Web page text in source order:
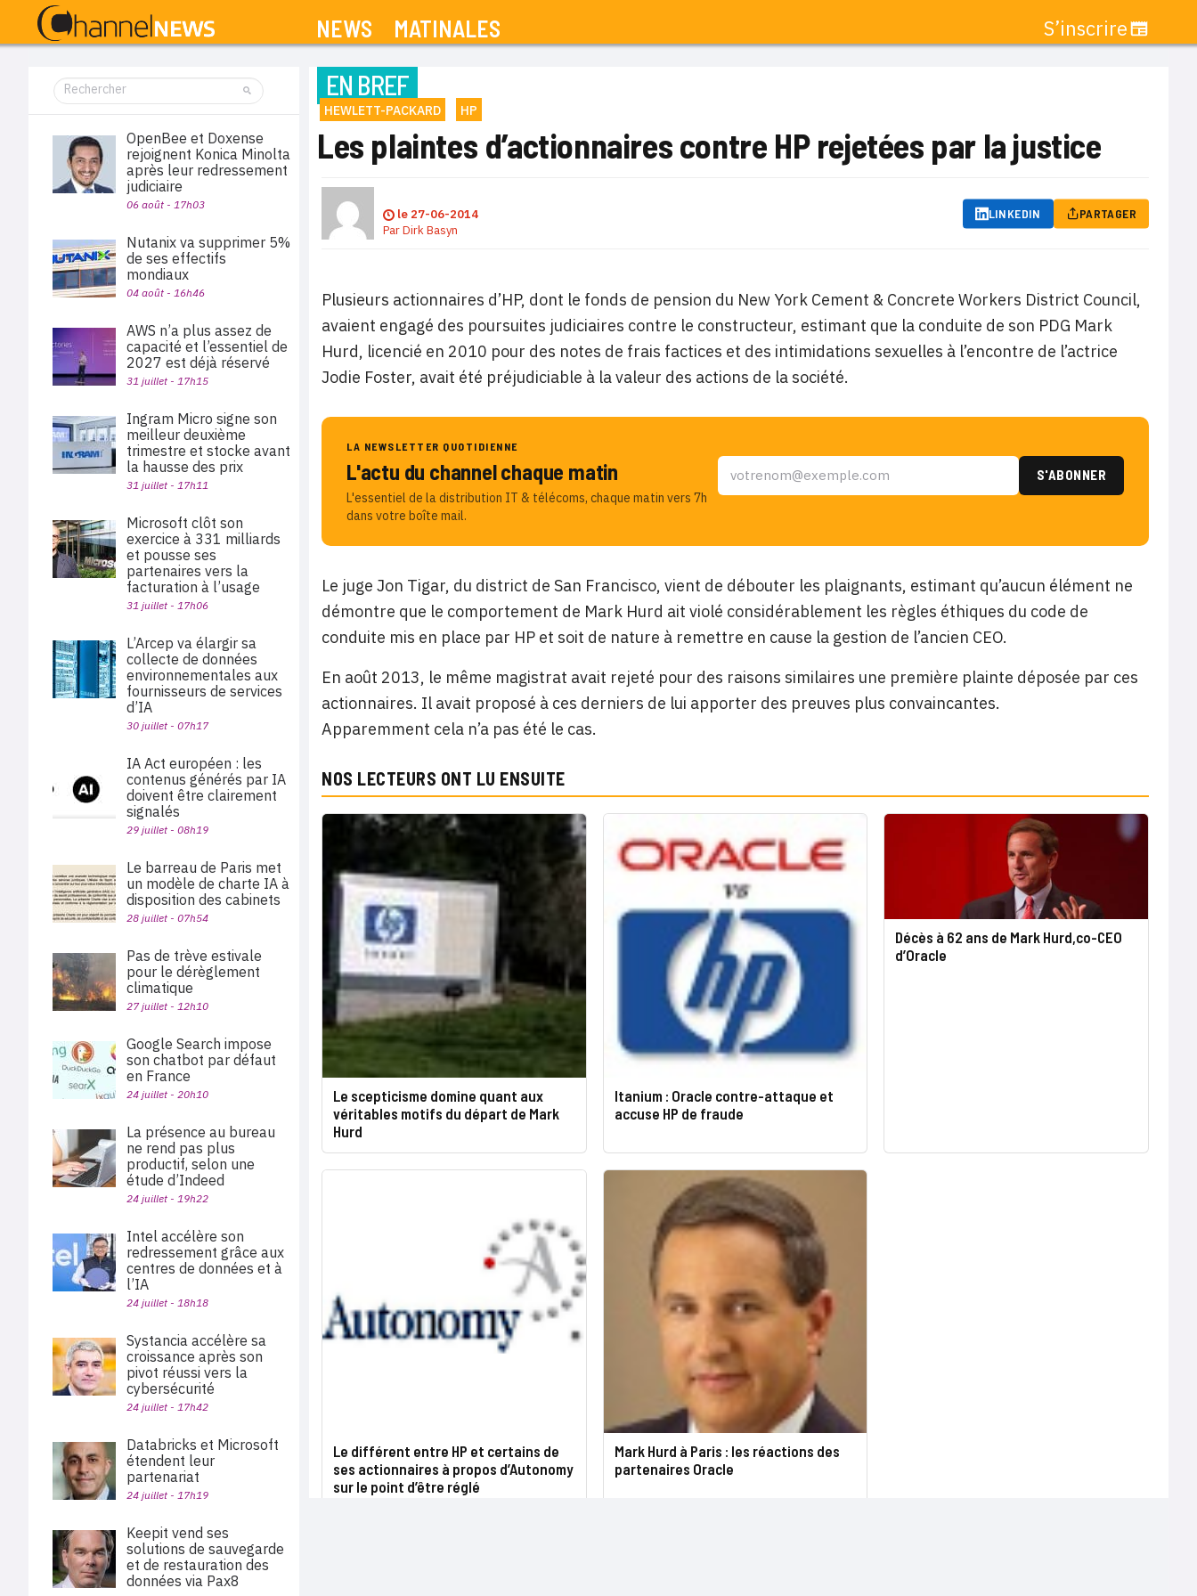
NEWS MATINALES S’inscrire
EN BREF
HEWLETT-PACKARD HP
Les plaintes d’actionnaires contre HP rejetées par la justice
le 27-06-2014
ParDirk Basyn
LINKEDIN PARTAGER
Plusieurs actionnaires d’HP, dont le fonds de pension du New York Cement & Concrete Workers District Council,
avaient engagé des poursuites judiciaires contre le constructeur, estimant que la conduite de son PDG Mark
Hurd, licencié en 2010 pour des notes de frais factices et des intimidations sexuelles à l’encontre de l’actrice
Jodie Foster, avait été préjudiciable à la valeur des actions de la société.
LA NEWSLETTER QUOTIDIENNE
L'actu du channel chaque matin
L'essentiel de la distribution IT & télécoms, chaque matin vers 7h
dans votre boîte mail.
Le juge Jon Tigar, du district de San Francisco, vient de débouter les plaignants, estimant qu’aucun élément ne
démontre que le comportement de Mark Hurd ait violé considérablement les règles éthiques du code de
conduite mis en place par HP et soit de nature à remettre en cause la gestion de l’ancien CEO.
En août 2013, le même magistrat avait rejeté pour des raisons similaires une première plainte déposée par ces
actionnaires. Il avait proposé à ces derniers de lui apporter des preuves plus convaincantes.
Apparemment cela n’a pas été le cas.
NOS LECTEURS ONT LU ENSUITE
Le scepticisme domine quant aux
véritables motifs du départ de Mark
Hurd
Itanium : Oracle contre-attaque et
accuse HP de fraude
Décès à 62 ans de Mark Hurd,co-CEO
d’Oracle
Le différent entre HP et certains de
ses actionnaires à propos d’Autonomy
sur le point d’être réglé
Mark Hurd à Paris : les réactions des
partenaires Oracle
OpenBee et Doxense
rejoignent Konica Minolta
après leur redressement
judiciaire
06 août - 17h03
Nutanix va supprimer 5%
de ses effectifs
mondiaux
04 août - 16h46
AWS n’a plus assez de
capacité et l’essentiel de
2027 est déjà réservé
31 juillet - 17h15
Ingram Micro signe son
meilleur deuxième
trimestre et stocke avant
la hausse des prix
31 juillet - 17h11
Microsoft clôt son
exercice à 331 milliards
et pousse ses
partenaires vers la
facturation à l’usage
31 juillet - 17h06
L’Arcep va élargir sa
collecte de données
environnementales aux
fournisseurs de services
d’IA
30 juillet - 07h17
IA Act européen : les
contenus générés par IA
doivent être clairement
signalés
29 juillet - 08h19
Le barreau de Paris met
un modèle de charte IA à
disposition des cabinets
28 juillet - 07h54
Pas de trève estivale
pour le dérèglement
climatique
27 juillet - 12h10
Google Search impose
son chatbot par défaut
en France
24 juillet - 20h10
La présence au bureau
ne rend pas plus
productif, selon une
étude d’Indeed
24 juillet - 19h22
Intel accélère son
redressement grâce aux
centres de données et à
l’IA
24 juillet - 18h18
Systancia accélère sa
croissance après son
pivot réussi vers la
cybersécurité
24 juillet - 17h42
Databricks et Microsoft
étendent leur
partenariat
24 juillet - 17h19
Keepit vend ses
solutions de sauvegarde
et de restauration des
données via Pax8